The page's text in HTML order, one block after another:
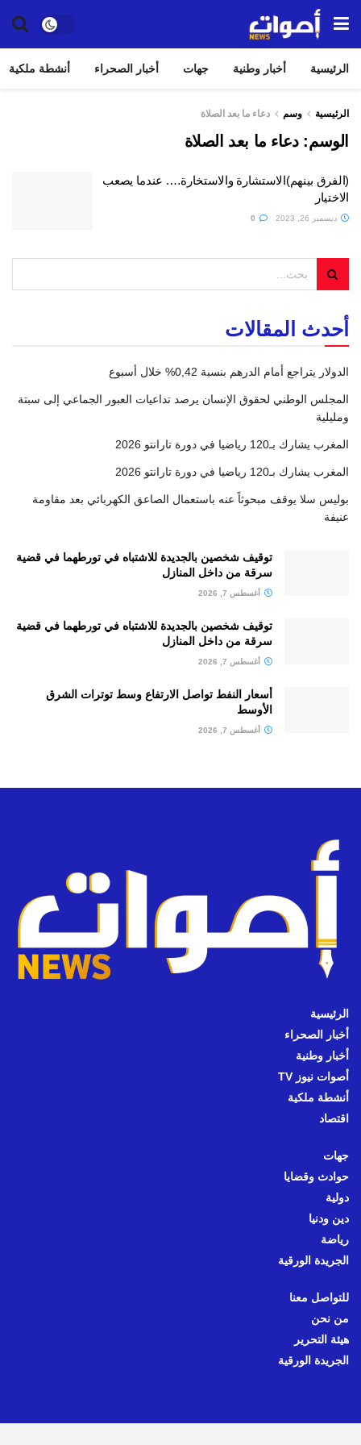
الرئيسية أخبار وطنية جهات أخبار الصحراء أنشطة ملكية
الرئيسية وسم دعاء ما بعد الصلاة
الوسم:دعاء ما بعد الصلاة
(الفرق بينهم)الاستشارة والاستخارة…. عندما يصعب
الاختيار
ديسمبر 26, 2023
أحدث المقالات
الدولار يتراجع أمام الدرهم بنسبة 0,42% خلال أسبوع
المجلس الوطني لحقوق الإنسان يرصد تداعيات العبور الجماعي إلى سبتة
ومليلية
المغرب يشارك بـ120 رياضيا في دورة تارانتو 2026
المغرب يشارك بـ120 رياضيا في دورة تارانتو 2026
بوليس سلا يوقف مبحوثاً عنه باستعمال الصاعق الكهربائي بعد مقاومة
عنيفة
توقيف شخصين بالجديدة للاشتباه في تورطهما في قضية
سرقة من داخل المنازل
أغسطس 7, 2026
توقيف شخصين بالجديدة للاشتباه في تورطهما في قضية
سرقة من داخل المنازل
أغسطس 7, 2026
أسعار النفط تواصل الارتفاع وسط توترات الشرق
الأوسط
أغسطس 7, 2026
الرئيسية
أخبار الصحراء
أخبار وطنية
أصوات نيوز TV
أنشطة ملكية
اقتصاد
جهات
حوادث وقضايا
دولية
دين ودنيا
رياضة
الجريدة الورقية
للتواصل معنا
من نحن
هيئة التحرير
الجريدة الورقية